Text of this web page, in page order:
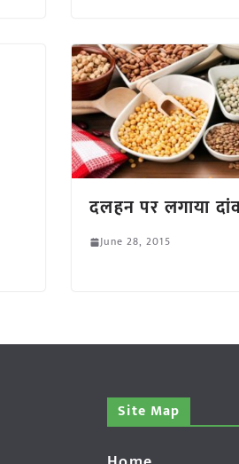
दलहन पर लगाया
June 28, 2015
Site Map